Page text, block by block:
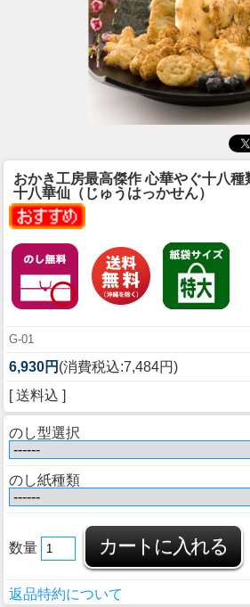
おかき工房最高傑作 心華やぐ十八種
十八華仙（じゅうはっかせん）
G-01
6,930円 (消費税込:7,484円)
[ 送料込 ]
のし型選択
のし紙種類
数量
返品特約について